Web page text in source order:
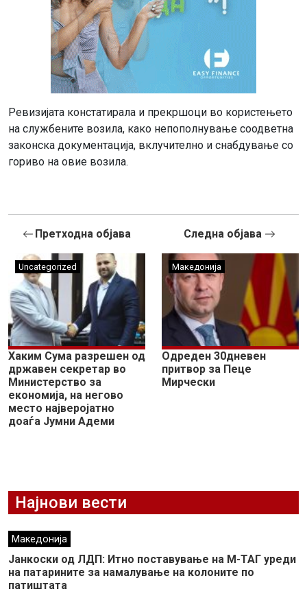
Ревизијата констатирала и прекршоци во користењето
на службените возила, како непополнување соодветна
законска документација, вклучително и снабдување со
гориво на овие возила.
Претходна објава
Uncategorized
Хаким Сума разрешен од
државен секретар во
Министерство за
економија, на негово
место најверојатно
доаѓа Јумни Адеми
Следна објава
Македонија
Одреден 30дневен
притвор за Пеце
Мирчески
Најнови вести
Македонија
Јанкоски од ЛДП: Итно поставување на М-ТАГ уреди
на патарините за намалување на колоните по
патиштата